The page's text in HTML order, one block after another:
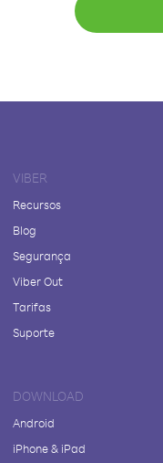
VIBER
Recursos
Blog
Segurança
Viber Out
Tarifas
Suporte
DOWNLOAD
Android
iPhone & iPad